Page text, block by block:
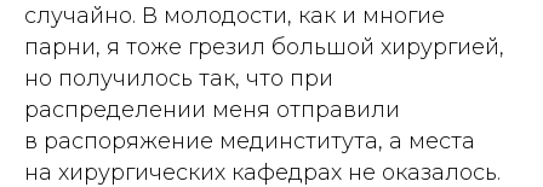
случайно. В молодости, как и многие
парни, я тоже грезил большой хирургией,
но получилось так, что при
распределении меня отправили
в распоряжение мединститута, а места
на хирургических кафедрах не оказалось.